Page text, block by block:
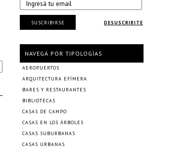
DESUSCRIBITE
SUSCRIBIRSE
NAVEGÁ POR TIPOLOGÍAS
AEROPUERTOS
ARQUITECTURA EFÍMERA
BARES Y RESTAURANTES
BIBLIOTECAS
CASAS DE CAMPO
CASAS EN LOS ÁRBOLES
CASAS SUBURBANAS
CASAS URBANAS